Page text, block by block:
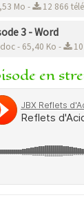
Mo - 12 866
3 - Word
- 65,40 Ko - 10
en